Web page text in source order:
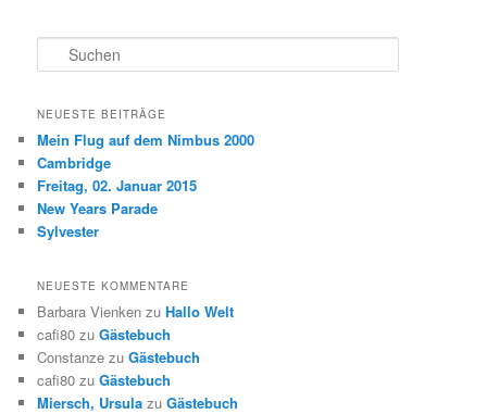
u
h
n
NEUESTE BEITRÄGE
Mein Flug auf dem Nimbus 2000
Cambridge
Freitag, 02. Januar 2015
New Years Parade
Sylvester
NEUESTE KOMMENTARE
Barbara Vienken zuHallo Welt
cafi80 zuGästebuch
Constanze zuGästebuch
cafi80 zuGästebuch
Miersch, Ursula zuGästebuch